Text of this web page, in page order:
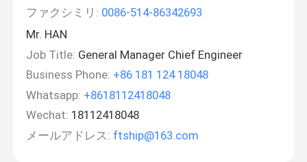
ファクシミリ: 0086-514-86342693
Mr. HAN
Job Title: General Manager Chief Engineer
Business Phone: +86 181 124 18048
Whatsapp: +8618112418048
Wechat: 18112418048
メールアドレス: ftship@163.com